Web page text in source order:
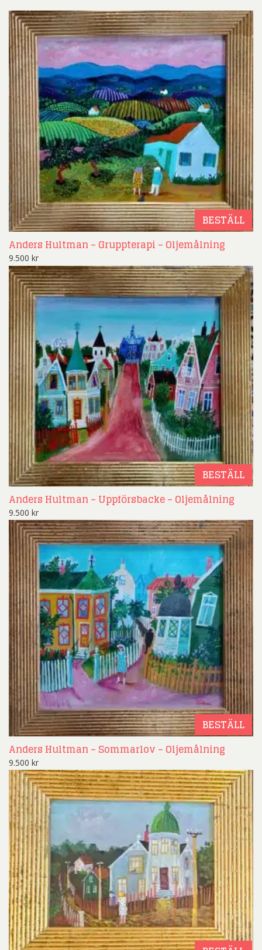
BESTÄLL
Anders Hultman – Gruppterapi – Oljemålning
9.500 kr
BESTÄLL
Anders Hultman – Uppförsbacke – Oljemålning
9.500 kr
BESTÄLL
Anders Hultman – Sommarlov – Oljemålning
9.500 kr